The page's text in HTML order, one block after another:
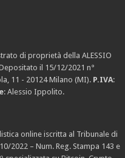
di proprietà della ALESSIO
il 15/12/2021 n°
11 - 20124 Milano (MI). P.IVA:
: Alessio Ippolito.
online iscritta al Tribunale di
2022 – Num. Reg. Stampa 143 e